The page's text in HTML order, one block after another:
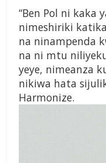
“Ben Pol ni kaka
nimeshiriki
na ninampenda
na ni mtu
yeye, nimeanza
nikiwa hata
Harmonize.